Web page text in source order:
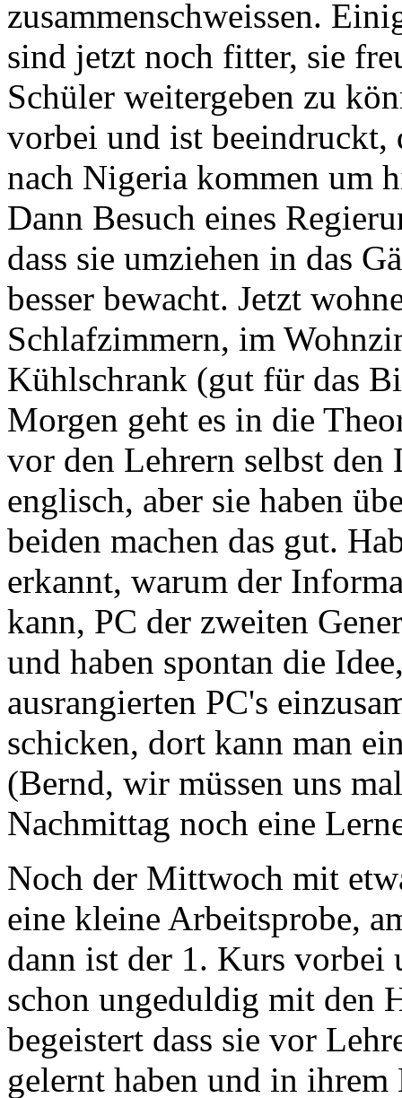
zusammenschweissen.
sind jetzt noch fitter, sie
Schüler weitergeben zu
vorbei und ist beeindruckt,
nach Nigeria kommen um
Dann Besuch eines
dass sie umziehen in das
besser bewacht. Jetzt
Schlafzimmern, im
Kühlschrank (gut für das
Morgen geht es in die
vor den Lehrern selbst
englisch, aber sie haben
beiden machen das gut.
erkannt, warum der
kann, PC der zweiten
und haben spontan die
ausrangierten PC's
schicken, dort kann man
(Bernd, wir müssen uns
Nachmittag noch eine
Noch der Mittwoch mit
eine kleine Arbeitsprobe,
dann ist der 1. Kurs vorbei
schon ungeduldig mit den
begeistert dass sie vor
gelernt haben und in